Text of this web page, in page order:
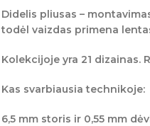
Didelis pliusas –
todėl vaizdas primena
Kolekcijoje yra 21 dizainas.
Kas svarbiausia technikoje:
6,5 mm storis ir 0,55 mm